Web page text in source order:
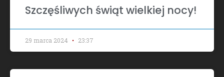
Szczęśliwych świąt wielkiej nocy!
29 marca 2024 23:37